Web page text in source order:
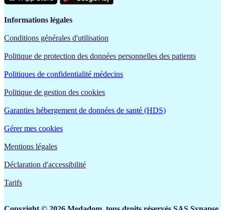
Informations légales
Conditions générales d'utilisation
Politique de protection des données personnelles des patients
Politiques de confidentialité médecins
Politique de gestion des cookies
Garanties hébergement de données de santé (HDS)
Gérer mes cookies
Mentions légales
Déclaration d'accessibilité
Tarifs